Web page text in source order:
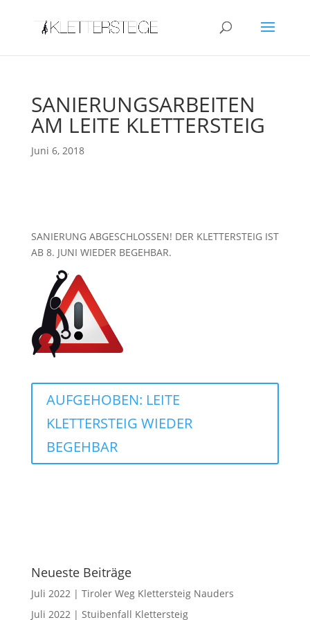
SANIERUNGSARBEITEN
AM LEITE KLETTERSTEIG
Juni 6, 2018
SANIERUNG ABGESCHLOSSEN! DER KLETTERSTEIG IST
AB 8. JUNI WIEDER BEGEHBAR.
AUFGEHOBEN: LEITE
KLETTERSTEIG WIEDER
BEGEHBAR
Neueste Beiträge
Juli 2022 | Tiroler Weg Klettersteig Nauders
Juli 2022 | Stuibenfall Klettersteig